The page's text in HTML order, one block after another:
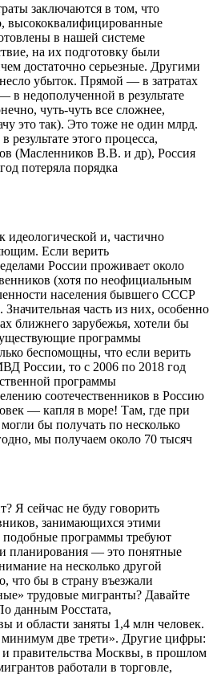
заключаются в том, что
высококвалифицированные
в нашей системе
на их подготовку были
достаточно серьезные. Другими
убыток. Прямой — в затратах
в недополученной в результате
чуть-чуть все сложнее,
это так). Это тоже не один млрд.
результате этого процесса,
(Масленников В.В. и др), Россия
потеряла порядка
идеологической и, частично
Если верить
России проживает около
(хотя по неофициальным
населения бывшего СССР
часть из них, особенно
ближнего зарубежья, хотели бы
программы
беспомощны, что если верить
России, то с 2006 по 2018 год
программы
соотечественников в Россию
— капля в море! Там, где при
бы получать по несколько
мы получаем около 70 тысяч
Я сейчас не буду говорить
занимающихся этими
программы требуют
планирования — это понятные
на несколько другой
что бы в страну въезжали
трудовые мигранты? Давайте
данным Росстата,
и области заняты 1,4 млн человек.
две трети». Другие цифры:
правительства Москвы, в прошлом
работали в торговле,